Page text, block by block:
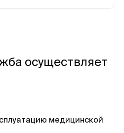
осуществляет
медицинской